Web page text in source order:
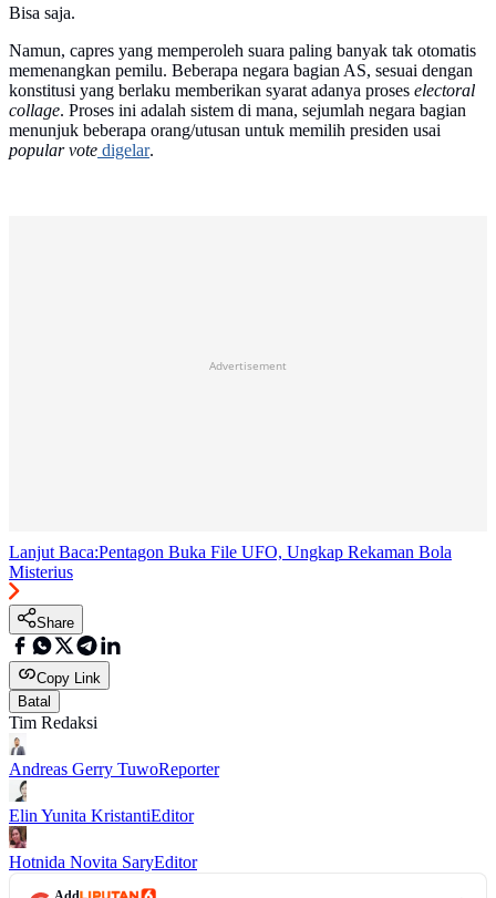
Bisa saja.
Namun, capres yang memperoleh suara paling banyak tak otomatis
memenangkan pemilu. Beberapa negara bagian AS, sesuai dengan
konstitusi yang berlaku memberikan syarat adanya proses electoral
collage. Proses ini adalah sistem di mana, sejumlah negara bagian
menunjuk beberapa orang/utusan untuk memilih presiden usai
popular vote digelar.
Advertisement
Lanjut Baca:Pentagon Buka File UFO, Ungkap Rekaman Bola
Misterius
Share
Copy Link
Batal
Tim Redaksi
Andreas Gerry TuwoReporter
Elin Yunita KristantiEditor
Hotnida Novita SaryEditor